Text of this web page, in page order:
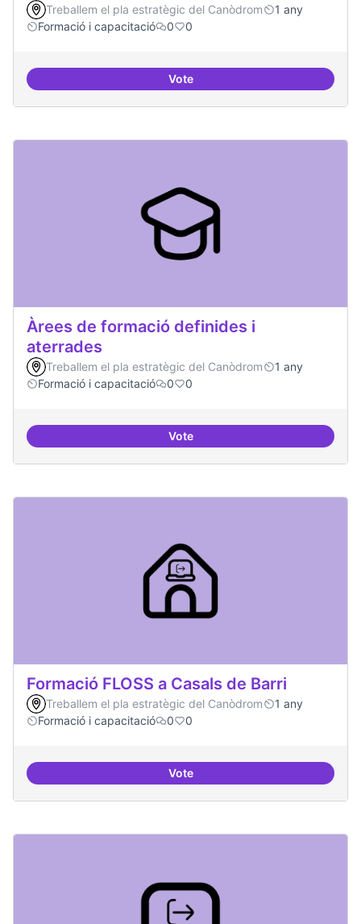
Treballem el pla estratègic del Canòdrom
1 any
Formació i capacitació
0 0
VoteConsolidar oferta antena
Àrees de formació definides i
aterrades
Treballem el pla estratègic del Canòdrom
1 any
Formació i capacitació
0 0
VoteÀrees de formació definides i
Formació FLOSS a Casals de Barri
Treballem el pla estratègic del Canòdrom
1 any
Formació i capacitació
0 0
VoteFormació FLOSS a Casals de